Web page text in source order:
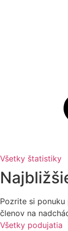
Všetky štatistiky
Pozrite si ponuku
členov na
Všetky podujatia